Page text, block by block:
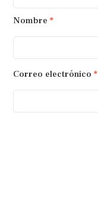
Nombre *
Correo electrónico *